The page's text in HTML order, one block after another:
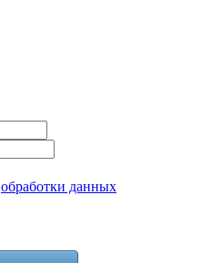
обработки данных